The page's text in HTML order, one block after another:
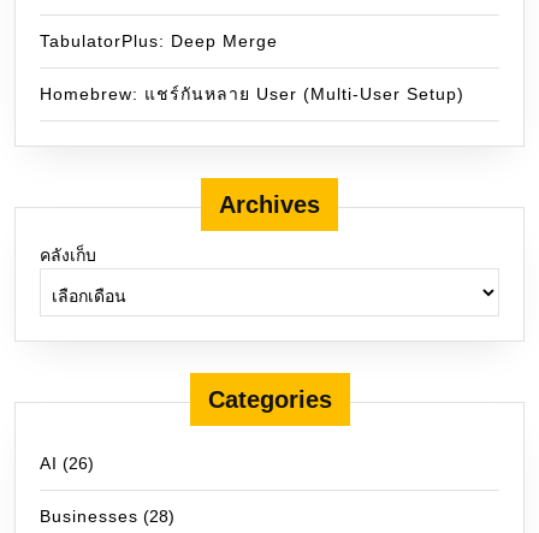
TabulatorPlus: Deep Merge
Homebrew: แชร์กันหลาย User (Multi-User Setup)
Archives
คลังเก็บ
Categories
AI (26)
Businesses (28)